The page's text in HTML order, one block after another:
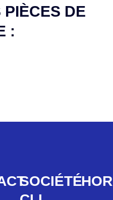
PIÈCES DE
:
SOCIÉTÉ